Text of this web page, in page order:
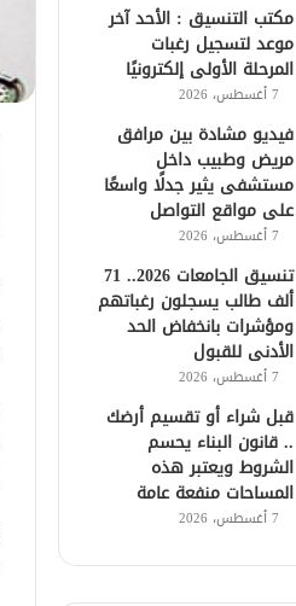
مكتب التنسيق : الأحد آخر
موعد لتسجيل رغبات
المرحلة الأولى إلكترونيًا
7 أغسطس، 2026
فيديو مشادة بين مرافق
مريض وطبيب داخل
مستشفى يثير جدلًا واسعًا
على مواقع التواصل
7 أغسطس، 2026
تنسيق الجامعات 2026.. 71
ألف طالب يسجلون رغباتهم
ومؤشرات بانخفاض الحد
الأدنى للقبول
7 أغسطس، 2026
قبل شراء أو تقسيم أرضك
.. قانون البناء يحسم
الشروط ويعتبر هذه
المساحات منفعة عامة
7 أغسطس، 2026